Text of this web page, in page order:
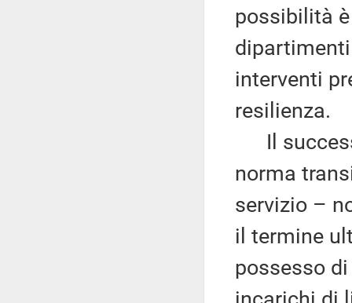
possibilità
interventi
resilienza.
Il
norma
servizio –
il termine
possesso